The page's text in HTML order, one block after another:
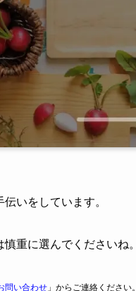
いをしています。
重に選んでくださいね。
問い合わせ 」からご連絡ください。